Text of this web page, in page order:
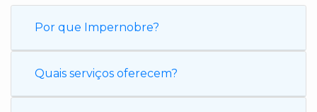
Por que Impernobre?
Quais serviços oferecem?